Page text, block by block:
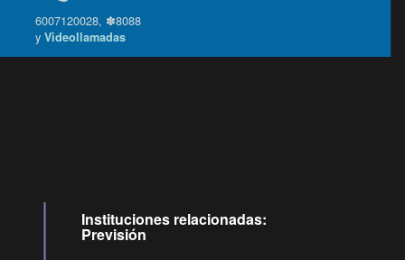
6007120028, ✽8088
yVideollamadas
Instituciones relacionadas:
Previsión